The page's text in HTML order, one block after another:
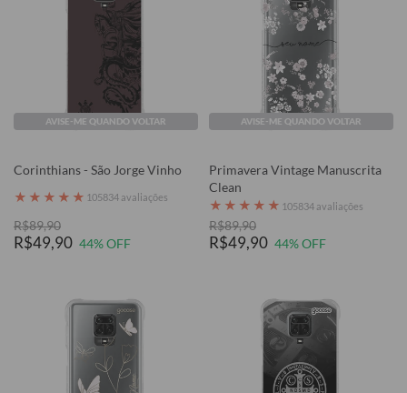
AVISE-ME QUANDO VOLTAR
Corinthians - São Jorge Vinho
★ ★ ★ ★ ★ 105834 avaliações
R$89,90
R$49,90 44% OFF
AVISE-ME QUANDO VOLTAR
Primavera Vintage Manuscrita
Clean
★ ★ ★ ★ ★ 105834 avaliações
R$89,90
R$49,90 44% OFF